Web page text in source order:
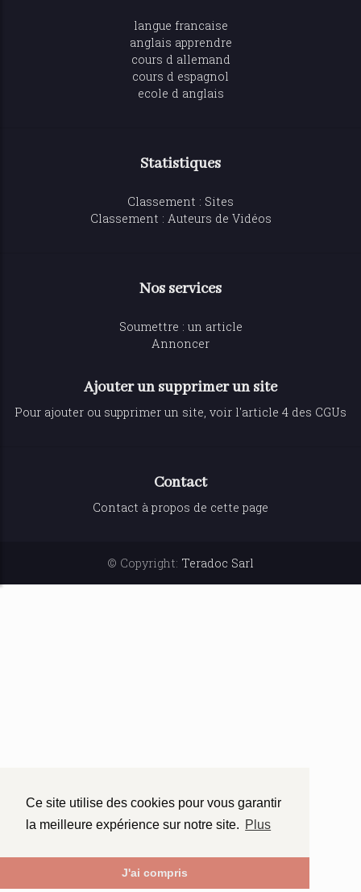
Ce site utilise des cookies pour vous garantir
la meilleure expérience sur notre site. Plus
J'ai compris
langue francaise
anglais apprendre
cours d allemand
cours d espagnol
ecole d anglais
Statistiques
Classement : Sites
Classement : Auteurs de Vidéos
Nos services
Soumettre : un article
Annoncer
Ajouter un supprimer un site
Pour ajouter ou supprimer un site, voir l'article 4 des CGUs
Contact
Contact à propos de cette page
© Copyright: Teradoc Sarl